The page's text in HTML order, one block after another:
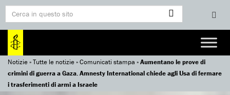
Notizie»Tutte le notizie»Comunicati stampa »Aumentano le prove di
crimini di guerra a Gaza. Amnesty International chiede agli Usa di fermare
i trasferimenti di armi a Israele